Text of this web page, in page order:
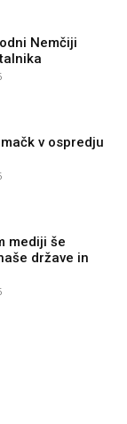
Nemčiji
v ospredju
mediji še
države in